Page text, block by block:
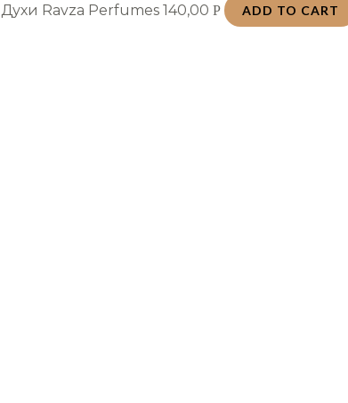
Духи Ravza Perfumes140,00Р ADD TO CART